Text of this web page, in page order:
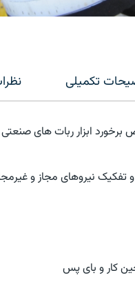
تکمیلی
ابزار ربات های صنعتی
تفکیک نیروهای مجاز و
کار و بای پس